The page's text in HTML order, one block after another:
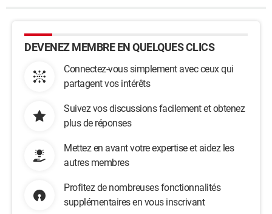
DEVENEZ MEMBRE EN QUELQUES CLICS
Connectez-vous simplement avec ceux qui
partagent vos intérêts
Suivez vos discussions facilement et obtenez
plus de réponses
Mettez en avant votre expertise et aidez les
autres membres
Profitez de nombreuses fonctionnalités
supplémentaires en vous inscrivant